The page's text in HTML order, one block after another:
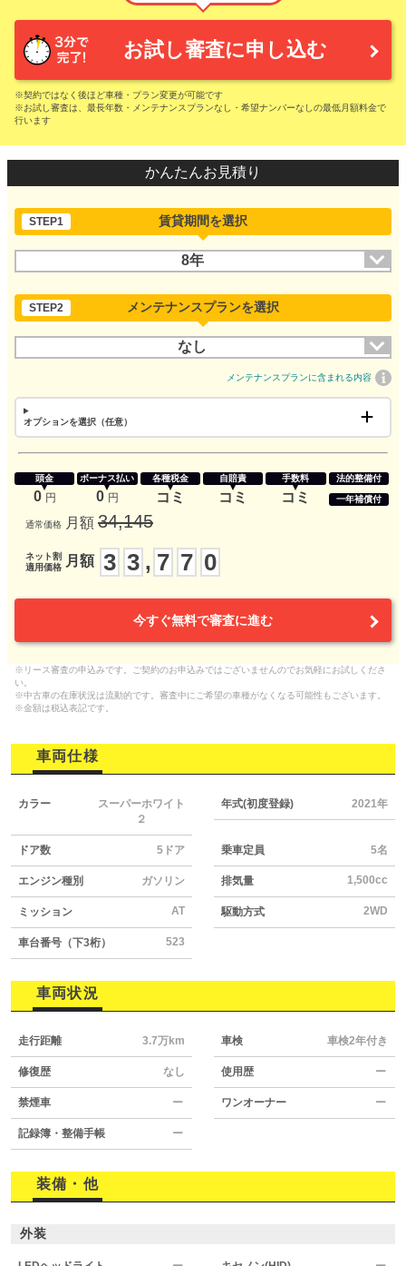
お試し審査に申し込む
※契約ではなく後ほど車種・プラン変更が可能です
※お試し審査は、最長年数・メンテナンスプランなし・希望ナンバーなしの最低月額料金で
行います
かんたんお見積り
STEP1 賃貸期間を選択
8年
STEP2 メンテナンスプランを選択
なし
メンテナンスプランに含まれる内容
オプションを選択（任意）
頭金
0 円
ボーナス払い
0 円
各種税金
コミ
自賠責
コミ
手数料
コミ
法的整備付
一年補償付
通常価格 月額 34,145
ネット割
適用価格
月額 3 3 , 7 7 0
今すぐ無料で審査に進む
※リース審査の申込みです。ご契約のお申込みではございませんのでお気軽にお試しくださ
い。
※中古車の在庫状況は流動的です。審査中にご希望の車種がなくなる可能性もございます。
※金額は税込表記です。
車両仕様
カラー
スーパーホワイト
２
年式(初度登録) 2021年
ドア数 5ドア 乗車定員 5名
エンジン種別 ガソリン 排気量 1,500cc
ミッション AT 駆動方式 2WD
車台番号（下3桁） 523
車両状況
走行距離 3.7万km 車検 車検2年付き
修復歴 なし 使用歴 ー
禁煙車 ー ワンオーナー ー
記録簿・整備手帳 ー
装備・他
外装